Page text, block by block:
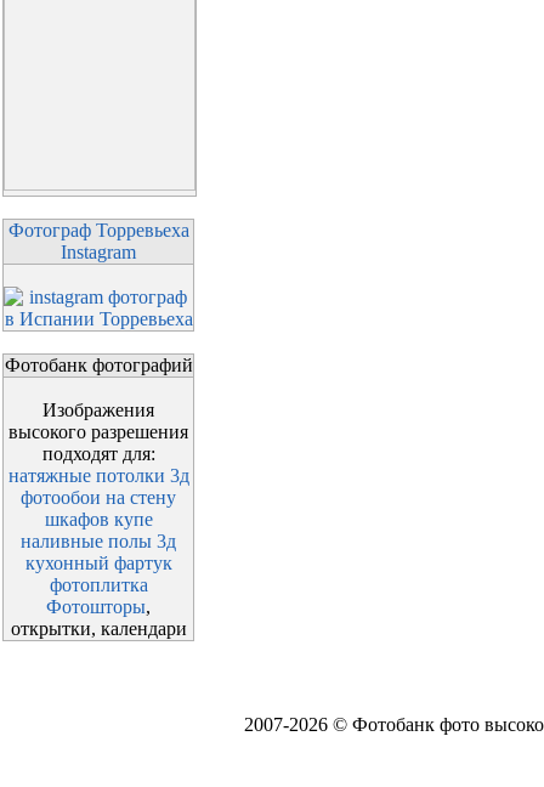
Фотограф Торревьеха
Instagram
Фотобанк фотографий
Изображения
высокого разрешения
подходят для:
натяжные потолки 3д
фотообои на стену
шкафов купе
наливные полы 3д
кухонный фартук
фотоплитка
Фотошторы,
открытки, календари
2007-2026 © Фотобанк фото